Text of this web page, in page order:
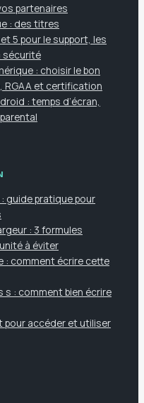
partenaires
: des titres
5 pour le support, les
sécurité
: choisir le bon
RGAA et certification
: temps d’écran,
guide pratique pour
: 3 formules
à éviter
: comment écrire cette
s : comment bien écrire
pour accéder et utiliser